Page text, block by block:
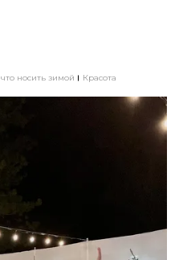
что носить зимой Красота